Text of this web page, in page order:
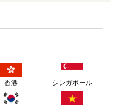
香港 シンガポール